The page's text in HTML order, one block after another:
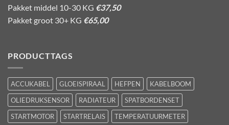
Pakket middel 10-30 KG €37,50
Pakket groot 30+ KG €65,00
PRODUCTTAGS
ACCUKABEL GLOEISPIRAAL HEFPEN
KABELBOOM
OLIEDRUKSENSOR
RADIATEUR
SPATBORDENSET
STARTMOTOR
STARTRELAIS
TEMPERATUURMETER